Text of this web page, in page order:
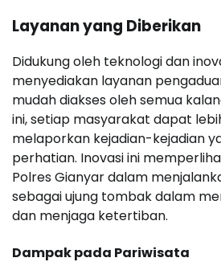
Layanan yang Diberikan
Didukung oleh teknologi dan
menyediakan layanan
mudah diakses oleh semua
ini, setiap masyarakat dapat
melaporkan kejadian-kejadian
perhatian. Inovasi ini
Polres Gianyar dalam
sebagai ujung tombak dalam
dan menjaga ketertiban.
Dampak pada Pariwisata